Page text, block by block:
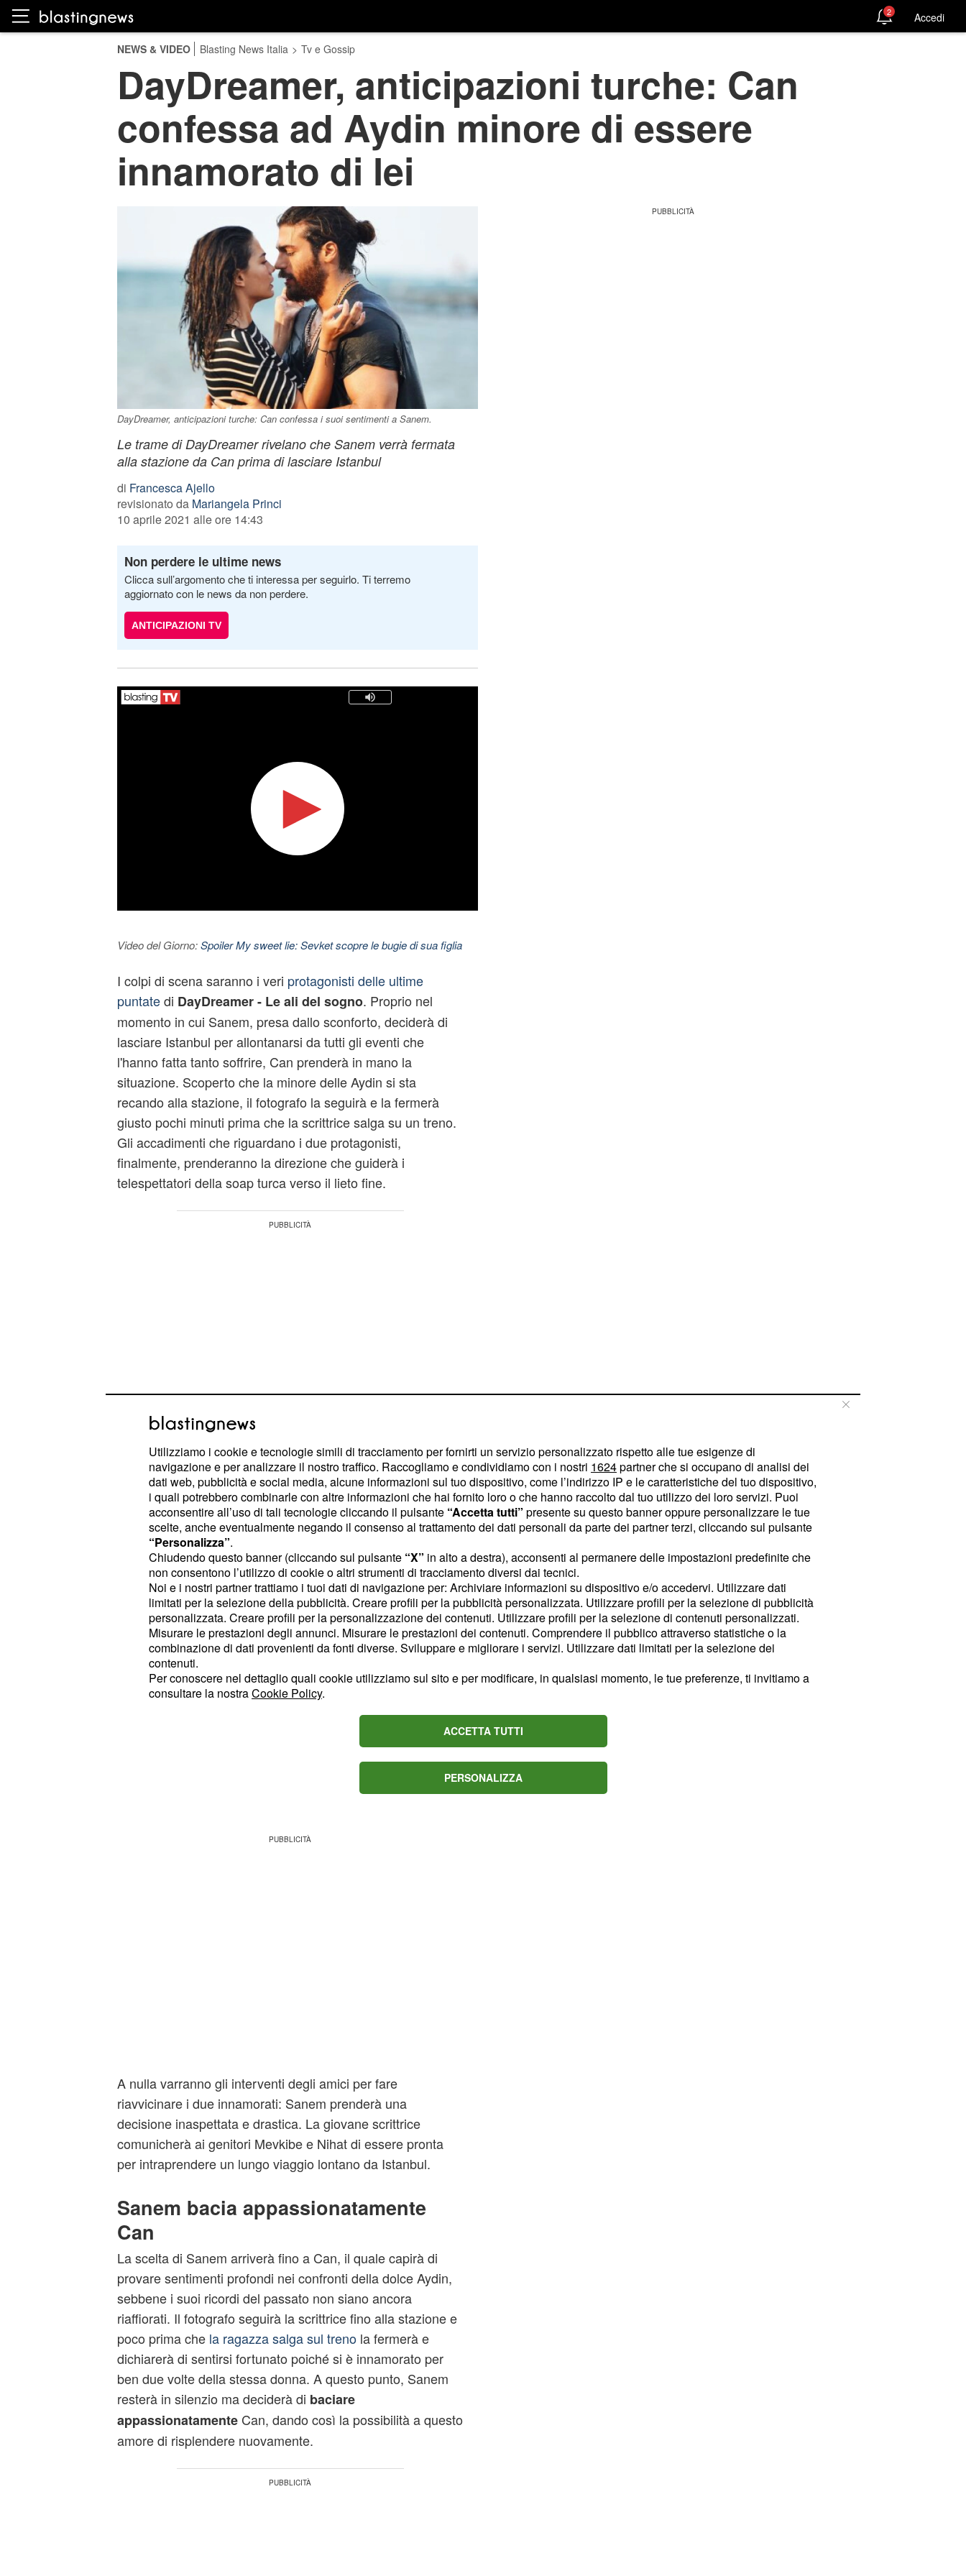
2 Accedi
NEWS & VIDEO Blasting News Italia > Tv e Gossip
DayDreamer, anticipazioni turche: Can
confessa ad Aydin minore di essere
innamorato di lei
DayDreamer, anticipazioni turche: Can confessa i suoi sentimenti a Sanem.
Le trame di DayDreamer rivelano che Sanem verrà fermata
alla stazione da Can prima di lasciare Istanbul
di Francesca Ajello
revisionato da Mariangela Princi
10 aprile 2021 alle ore 14:43
Non perdere le ultime news
Clicca sull’argomento che ti interessa per seguirlo. Ti terremo
aggiornato con le news da non perdere.
ANTICIPAZIONI TV
Video del Giorno:Spoiler My sweet lie: Sevket scopre le bugie di sua figlia
I colpi di scena saranno i veri protagonisti delle ultime
puntatedi DayDreamer - Le ali del sogno. Proprio nel
momento in cui Sanem, presa dallo sconforto, deciderà di
lasciare Istanbul per allontanarsi da tutti gli eventi che
l'hanno fatta tanto soffrire, Can prenderà in mano la
situazione. Scoperto che la minore delle Aydin si sta
recando alla stazione, il fotografo la seguirà e la fermerà
giusto pochi minuti prima che la scrittrice salga su un treno.
Gli accadimenti che riguardano i due protagonisti,
finalmente, prenderanno la direzione che guiderà i
telespettatori della soap turca verso il lieto fine.
Sanem decisa ad allontanarsi da
tutti
Proprio quando le strade di Can e Sanem sembreranno sul
punto di dividersi per sempre accadrà qualcosa che
mescolerà le carte in tavola, stavolta però a favore dei due
protagonisti di DayDreamer. Come rivelano le anticipazioni
della soap provenienti dalla Turchia, la minore delle sorelle
Aydin, stanca di provare a far riemergere i ricordi del Divit,
persi in seguito ad un tragico incidente automobilistico,
deciderà di tornare a lavorare presso la bottega del padre.
La giovane, infatti, crederà che Divit si comporti in modo
carino con lei solo perché si sente in colpa nei suoi riguardi.
perdere a sua volta la memoria
incidente in moto, avvenuto durante un giro per le consegne
che lei stessa attiverà per il negozio di Nihat.
A nulla varranno gli interventi degli amici per fare
riavvicinare i due innamorati: Sanem prenderà una
decisione inaspettata e drastica. La giovane scrittrice
comunicherà ai genitori Mevkibe e Nihat di essere pronta
per intraprendere un lungo viaggio lontano da Istanbul.
Sanem bacia appassionatamente
Can
La scelta di Sanem arriverà fino a Can, il quale capirà di
provare sentimenti profondi nei confronti della dolce Aydin,
sebbene i suoi ricordi del passato non siano ancora
riaffiorati. Il fotografo seguirà la scrittrice fino alla stazione e
poco prima chela ragazza salga sul treno la fermerà e
dichiarerà di sentirsi fortunato poiché si è innamorato per
ben due volte della stessa donna. A questo punto, Sanem
resterà in silenzio ma deciderà di baciare
appassionatamenteCan, dando così la possibilità a questo
amore di risplendere nuovamente.
Utilizziamo i cookie e tecnologie simili di tracciamento per fornirti un servizio personalizzato rispetto alle tue esigenze di
navigazione e per analizzare il nostro traffico. Raccogliamo e condividiamo con i nostri 1624partner che si occupano di analisi dei
dati web, pubblicità e social media, alcune informazioni sul tuo dispositivo, come l’indirizzo IP e le caratteristiche del tuo dispositivo,
i quali potrebbero combinarle con altre informazioni che hai fornito loro o che hanno raccolto dal tuo utilizzo dei loro servizi. Puoi
acconsentire all’uso di tali tecnologie cliccando il pulsante “Accetta tutti” presente su questo banner oppure personalizzare le tue
scelte, anche eventualmente negando il consenso al trattamento dei dati personali da parte dei partner terzi, cliccando sul pulsante
“Personalizza”.
Chiudendo questo banner (cliccando sul pulsante “X” in alto a destra), acconsenti al permanere delle impostazioni predefinite che
non consentono l’utilizzo di cookie o altri strumenti di tracciamento diversi dai tecnici.
Noi e i nostri partner trattiamo i tuoi dati di navigazione per: Archiviare informazioni su dispositivo e/o accedervi. Utilizzare dati
limitati per la selezione della pubblicità. Creare profili per la pubblicità personalizzata. Utilizzare profili per la selezione di pubblicità
personalizzata. Creare profili per la personalizzazione dei contenuti. Utilizzare profili per la selezione di contenuti personalizzati.
Misurare le prestazioni degli annunci. Misurare le prestazioni dei contenuti. Comprendere il pubblico attraverso statistiche o la
combinazione di dati provenienti da fonti diverse. Sviluppare e migliorare i servizi. Utilizzare dati limitati per la selezione dei
contenuti.
Per conoscere nel dettaglio quali cookie utilizziamo sul sito e per modificare, in qualsiasi momento, le tue preferenze, ti invitiamo a
consultare la nostraCookie Policy.
ACCETTA TUTTI
PERSONALIZZA